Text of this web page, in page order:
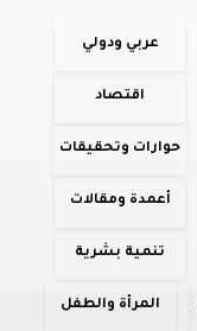
عربي ودولي
اقتصاد
حوارات وتحقيقات
أعمدة ومقالات
تنمية بشرية
المرأة والطفل